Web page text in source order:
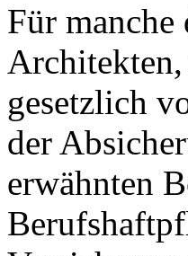
Für
gesetzlich
der
erwähnten